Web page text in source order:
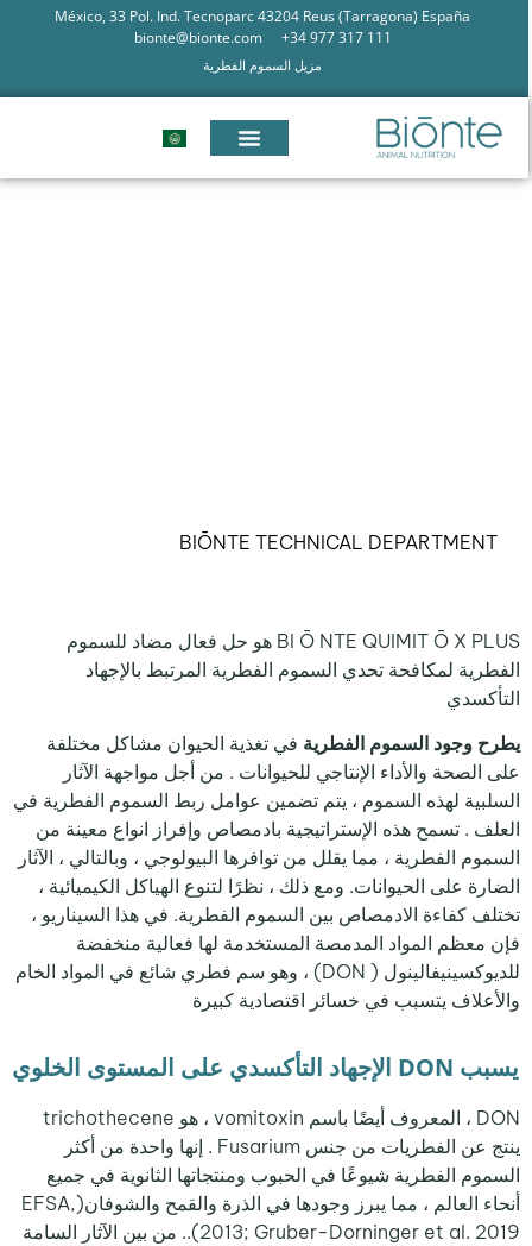
México, 33 Pol. Ind. Tecnoparc 43204 Reus (Tarragona) España
+34 977 317 111
bionte@bionte.com
مزيل السموم الفطرية
BIŌNTE TECHNICAL DEPARTMENT
BI Ō NTE QUIMIT Ō X PLUS هو حل فعال مضاد للسموم
الفطرية لمكافحة تحدي السموم الفطرية المرتبط بالإجهاد
التأكسدي
يطرح وجود السموم الفطريةفي تغذية الحيوان مشاكل مختلفة
على الصحة والأداء الإنتاجي للحيوانات . من أجل مواجهة الآثار
السلبية لهذه السموم ، يتم تضمين عوامل ربط السموم الفطرية في
العلف . تسمح هذه الإستراتيجية بادمصاص وإفراز انواع معينة من
السموم الفطرية ، مما يقلل من توافرها البيولوجي ، وبالتالي ، الآثار
الضارة على الحيوانات. ومع ذلك ، نظرًا لتنوع الهياكل الكيميائية ،
تختلف كفاءة الادمصاص بين السموم الفطرية. في هذا السيناريو ،
فإن معظم المواد المدمصة المستخدمة لها فعالية منخفضة
للديوكسينيفالينول ( DON) ، وهو سم فطري شائع في المواد الخام
والأعلاف يتسبب في خسائر اقتصادية كبيرة
يسبب DON الإجهاد التأكسدي على المستوى الخلوي
DON ، المعروف أيضًا باسم vomitoxin ، هو trichothecene
ينتج عن الفطريات من جنس Fusarium . إنها واحدة من أكثر
السموم الفطرية شيوعًا في الحبوب ومنتجاتها الثانوية في جميع
أنحاء العالم ، مما يبرز وجودها في الذرة والقمح والشوفان(EFSA,
2013; Gruber-Dorninger et al. 2019).. من بين الآثار السامة